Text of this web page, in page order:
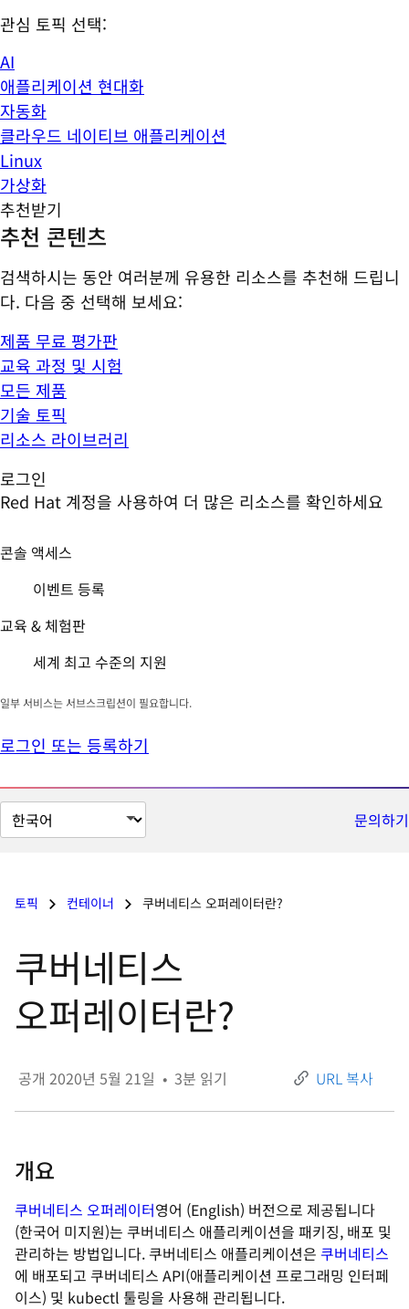
관심 토픽 선택:
AI
애플리케이션 현대화
자동화
클라우드 네이티브 애플리케이션
Linux
가상화
추천받기
추천 콘텐츠
검색하시는 동안 여러분께 유용한 리소스를 추천해 드립니
다. 다음 중 선택해 보세요:
제품 무료 평가판
교육 과정 및 시험
모든 제품
기술 토픽
리소스 라이브러리
로그인
Red Hat 계정을 사용하여 더 많은 리소스를 확인하세요
콘솔 액세스
이벤트 등록
교육 & 체험판
세계 최고 수준의 지원
일부 서비스는 서브스크립션이 필요합니다.
로그인 또는 등록하기
페
이
어
문의하기
토픽 컨테이너 쿠버네티스 오퍼레이터란?
쿠버네티스
오퍼레이터란?
공개 2020년 5월 21일 • 3분 읽기 URL 복사
개요
쿠버네티스 오퍼레이터영어 (English) 버전으로 제공됩니다
(한국어 미지원)는 쿠버네티스 애플리케이션을 패키징, 배포 및
관리하는 방법입니다. 쿠버네티스 애플리케이션은 쿠버네티스
에 배포되고 쿠버네티스 API(애플리케이션 프로그래밍 인터페
이스) 및 kubectl 툴링을 사용해 관리됩니다.